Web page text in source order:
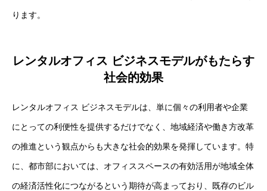
ります。
レンタルオフィス ビジネスモデルがもたらす
社会的効果
レンタルオフィス ビジネスモデルは、単に個々の利用者や企業
にとっての利便性を提供するだけでなく、地域経済や働き方改革
の推進という観点からも大きな社会的効果を発揮しています。特
に、都市部においては、オフィススペースの有効活用が地域全体
の経済活性化につながるという期待が高まっており、既存のビル